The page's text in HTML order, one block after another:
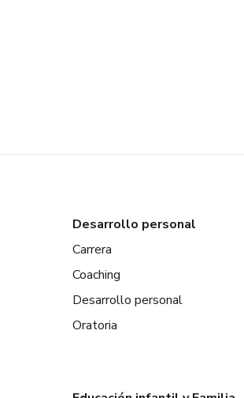
Desarrollo personal
Carrera
Coaching
Desarrollo personal
Oratoria